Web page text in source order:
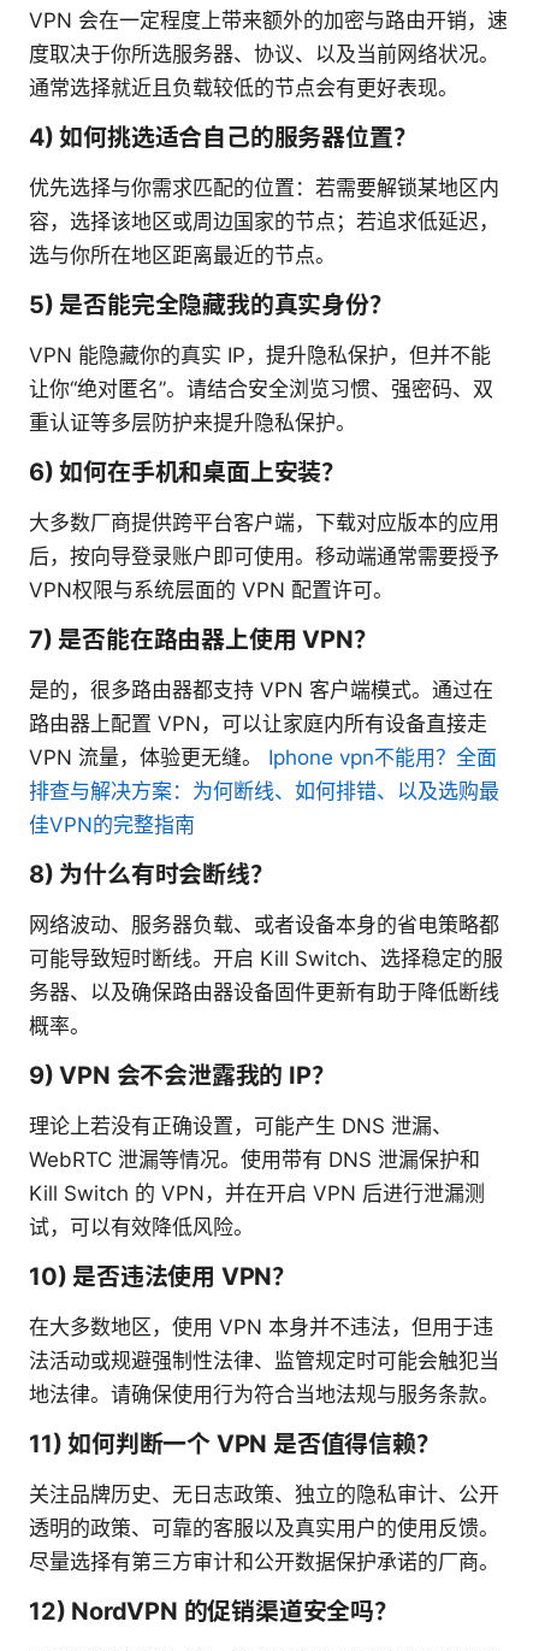
VPN 会在一定程度上带来额外的加密与路由开销，速
度取决于你所选服务器、协议、以及当前网络状况。
通常选择就近且负载较低的节点会有更好表现。
4) 如何挑选适合自己的服务器位置？
优先选择与你需求匹配的位置：若需要解锁某地区内
容，选择该地区或周边国家的节点；若追求低延迟，
选与你所在地区距离最近的节点。
5) 是否能完全隐藏我的真实身份？
VPN 能隐藏你的真实 IP，提升隐私保护，但并不能
让你“绝对匿名”。请结合安全浏览习惯、强密码、双
重认证等多层防护来提升隐私保护。
6) 如何在手机和桌面上安装？
大多数厂商提供跨平台客户端，下载对应版本的应用
后，按向导登录账户即可使用。移动端通常需要授予
VPN权限与系统层面的 VPN 配置许可。
7) 是否能在路由器上使用 VPN？
是的，很多路由器都支持 VPN 客户端模式。通过在
路由器上配置 VPN，可以让家庭内所有设备直接走
VPN 流量，体验更无缝。 Iphone vpn不能用？全面
排查与解决方案：为何断线、如何排错、以及选购最
佳VPN的完整指南
8) 为什么有时会断线？
网络波动、服务器负载、或者设备本身的省电策略都
可能导致短时断线。开启 Kill Switch、选择稳定的服
务器、以及确保路由器设备固件更新有助于降低断线
概率。
9) VPN 会不会泄露我的 IP？
理论上若没有正确设置，可能产生 DNS 泄漏、
WebRTC 泄漏等情况。使用带有 DNS 泄漏保护和
Kill Switch 的 VPN，并在开启 VPN 后进行泄漏测
试，可以有效降低风险。
10) 是否违法使用 VPN？
在大多数地区，使用 VPN 本身并不违法，但用于违
法活动或规避强制性法律、监管规定时可能会触犯当
地法律。请确保使用行为符合当地法规与服务条款。
11) 如何判断一个 VPN 是否值得信赖？
关注品牌历史、无日志政策、独立的隐私审计、公开
透明的政策、可靠的客服以及真实用户的使用反馈。
尽量选择有第三方审计和公开数据保护承诺的厂商。
12) NordVPN 的促销渠道安全吗？